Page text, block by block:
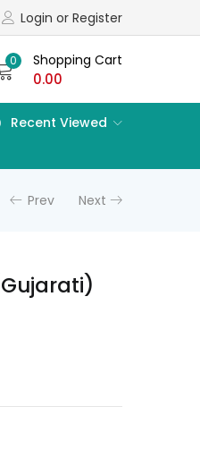
Login or Register
0 Shopping Cart
0.00
Recent Viewed
Prev Next